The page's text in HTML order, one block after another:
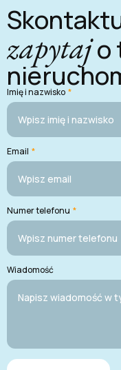
zapytajo
Imię i nazwisko *
Email *
Numer telefonu *
Wiadomość